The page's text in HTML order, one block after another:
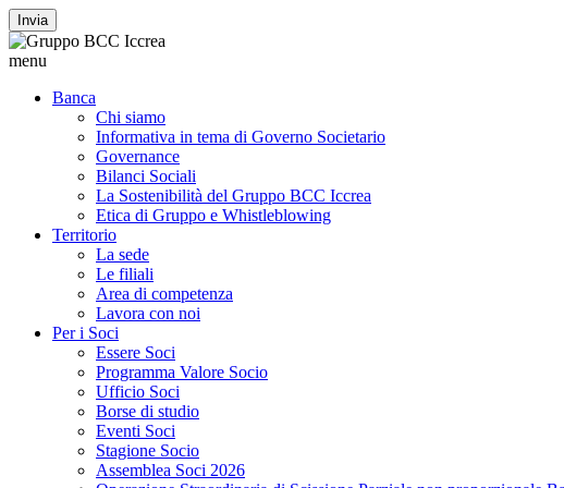
Invia
menu
Banca
Chi siamo
Informativa in tema di Governo Societario
Governance
Bilanci Sociali
La Sostenibilità del Gruppo BCC Iccrea
Etica di Gruppo e Whistleblowing
Territorio
La sede
Le filiali
Area di competenza
Lavora con noi
Per i Soci
Essere Soci
Programma Valore Socio
Ufficio Soci
Borse di studio
Eventi Soci
Stagione Socio
Assemblea Soci 2026